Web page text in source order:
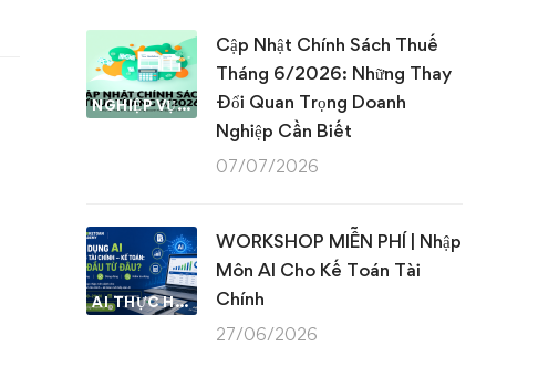
NGHIỆP VỤ KẾ TOÁN & THUẾ
Cập Nhật Chính Sách Thuế
Tháng 6/2026: Những Thay
Đổi Quan Trọng Doanh
Nghiệp Cần Biết
07/07/2026
AI THỰC HÀNH
WORKSHOP MIỄN PHÍ | Nhập
Môn AI Cho Kế Toán Tài
Chính
27/06/2026